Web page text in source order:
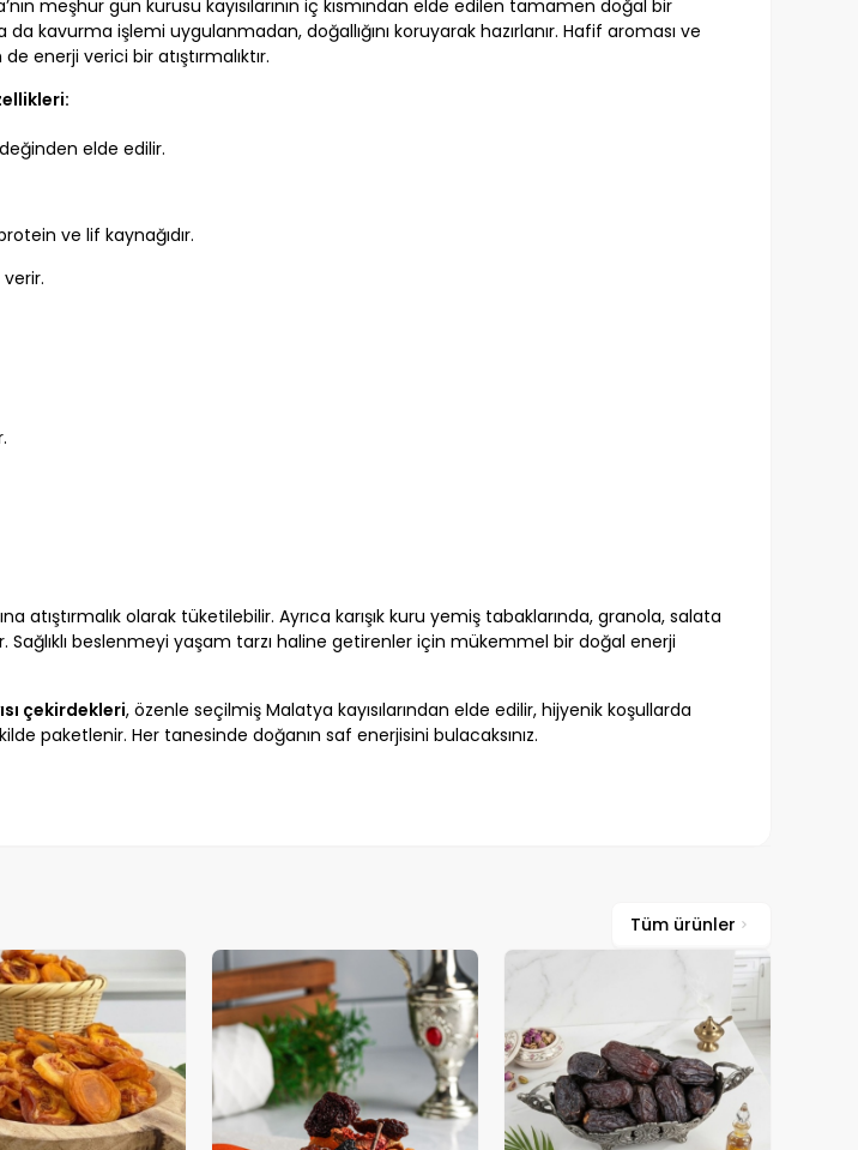
meşhur gün kurusu kayısılarının iç kısmından elde edilen tamamen doğal bir
kavurma işlemi uygulanmadan, doğallığını koruyarak hazırlanır. Hafif aroması ve
enerji verici bir atıştırmalıktır.
elde edilir.
ve lif kaynağıdır.
atıştırmalık olarak tüketilebilir. Ayrıca karışık kuru yemiş tabaklarında, granola, salata
Sağlıklı beslenmeyi yaşam tarzı haline getirenler için mükemmel bir doğal enerji
çekirdekleri, özenle seçilmiş Malatya kayısılarından elde edilir, hijyenik koşullarda
paketlenir. Her tanesinde doğanın saf enerjisini bulacaksınız.
Tüm ürünler